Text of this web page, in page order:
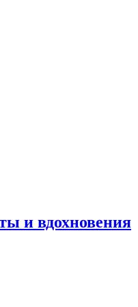
и вдохновения